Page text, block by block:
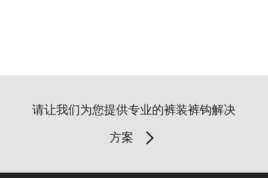
请让我们为您提供专业的裤装裤钩解决
方案